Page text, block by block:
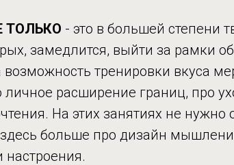
ТОЛЬКО - это в большей степени
замедлится, выйти за рамки
возможность тренировки вкуса
расширение границ, про
На этих занятиях не нужно
больше про дизайн